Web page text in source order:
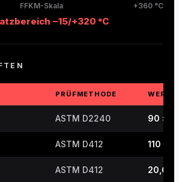
FFKM-Skala +360 °C
−15/+320 °C
PRÜFMETHODE WERT
ASTM D2240 90 ±5
ASTM D412 110
ASTM D412 20,6